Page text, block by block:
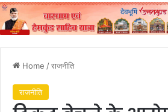
Home /राजनीति
राजनीति